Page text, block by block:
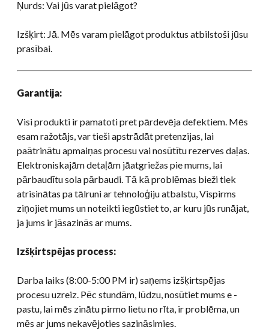
Ņurds: Vai jūs varat pielāgot?
Izšķirt: Jā. Mēs varam pielāgot produktus atbilstoši jūsu
prasībai.
Garantija:
Visi produkti ir pamatoti pret pārdevēja defektiem. Mēs
esam ražotājs, var tieši apstrādāt pretenzijas, lai
paātrinātu apmaiņas procesu vai nosūtītu rezerves daļas.
Elektroniskajām detaļām jāatgriežas pie mums, lai
pārbaudītu sola pārbaudi. Tā kā problēmas bieži tiek
atrisinātas pa tālruni ar tehnoloģiju atbalstu, Vispirms
ziņojiet mums un noteikti iegūstiet to, ar kuru jūs runājat,
ja jums ir jāsazinās ar mums.
Izšķirtspējas process:
Darba laiks (8:00-5:00 PM ir) saņems izšķirtspējas
procesu uzreiz. Pēc stundām, lūdzu, nosūtiet mums e -
pastu, lai mēs zinātu pirmo lietu no rīta, ir problēma, un
mēs ar jums nekavējoties sazināsimies.